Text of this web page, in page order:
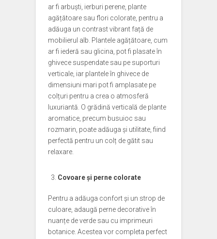
ar fi arbuști, ierburi perene, plante
agățătoare sau flori colorate, pentru a
adăuga un contrast vibrant față de
mobilierul alb. Plantele agățătoare, cum
ar fi iederă sau glicina, pot fi plasate în
ghivece suspendate sau pe suporturi
verticale, iar plantele în ghivece de
dimensiuni mari pot fi amplasate pe
colțuri pentru a crea o atmosferă
luxuriantă. O grădină verticală de plante
aromatice, precum busuioc sau
rozmarin, poate adăuga și utilitate, fiind
perfectă pentru un colț de gătit sau
relaxare.
Covoare și perne colorate
Pentru a adăuga confort și un strop de
culoare, adaugă perne decorative în
nuanțe de verde sau cu imprimeuri
botanice. Acestea vor completa perfect